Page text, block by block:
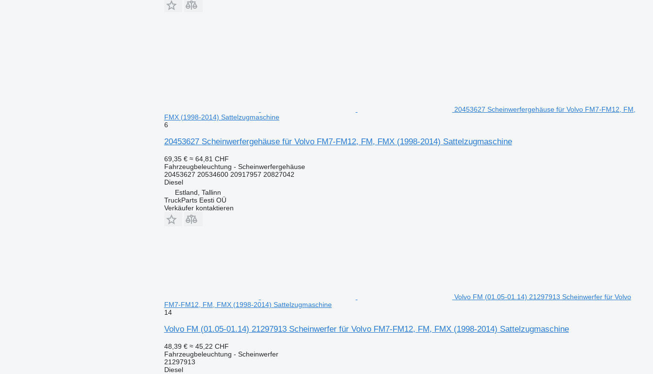
20453627 Scheinwerfergehäuse für Volvo FM7-FM12, FM,
FMX (1998-2014) Sattelzugmaschine
6
20453627 Scheinwerfergehäuse für Volvo FM7-FM12, FM, FMX (1998-2014) Sattelzugmaschine
69,35 € ≈ 64,81 CHF
Fahrzeugbeleuchtung - Scheinwerfergehäuse
20453627 20534600 20917957 20827042
Diesel
Estland, Tallinn
TruckParts Eesti OÜ
Verkäufer kontaktieren
Volvo FM (01.05-01.14) 21297913 Scheinwerfer für Volvo
FM7-FM12, FM, FMX (1998-2014) Sattelzugmaschine
14
Volvo FM (01.05-01.14) 21297913 Scheinwerfer für Volvo FM7-FM12, FM, FMX (1998-2014) Sattelzugmaschine
48,39 € ≈ 45,22 CHF
Fahrzeugbeleuchtung - Scheinwerfer
21297913
Diesel